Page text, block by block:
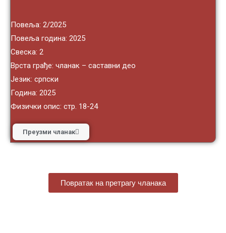
Повеља: 2/2025
Повеља година: 2025
Свеска: 2
Врста грађе: чланак – саставни део
Језик: српски
Година: 2025
Физички опис: стр. 18-24
Преузми чланак
Повратак на претрагу чланака